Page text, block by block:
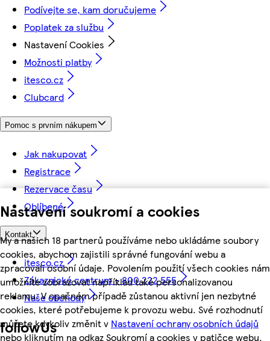
Nastavení soukromí a cookies
My a našich 18 partnerů používáme nebo ukládáme soubory
cookies, abychom zajistili správné fungování webu a
zpracovali osobní údaje. Povolením použití všech cookies nám
umožníte zobrazovat například také personalizovanou
reklamu. V opačném případě zůstanou aktivní jen nezbytné
cookies, které potřebujeme k provozu webu. Své rozhodnutí
můžete kdykoliv změnit v Nastavení ochrany osobních údajů
nebo kliknutím na odkaz Soukromí a cookies v patičce webu.
Podívejte se, kam doručujeme
Poplatek za službu
Nastavení Cookies
Možnosti platby
itesco.cz
Clubcard
Pomoc s prvním nákupem
Jak nakupovat
Registrace
Rezervace času
Oblíbené
Kontakt
itesco.cz
Zákaznické centrum - 800 222 555
Naše obchody
followUs